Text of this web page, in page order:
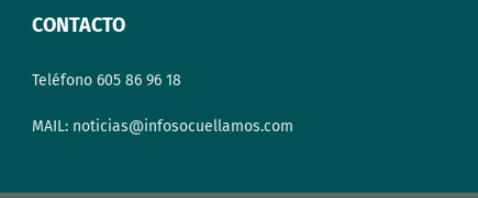
CONTACTO
Teléfono 605 86 96 18
MAIL: noticias@infosocuellamos.com